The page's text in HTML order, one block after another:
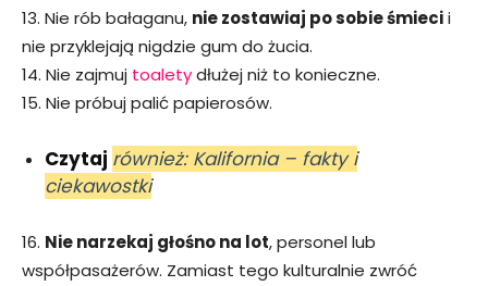
13. Nie rób bałaganu, nie zostawiaj po sobie śmiecii
nie przyklejają nigdzie gum do żucia.
14. Nie zajmuj toaletydłużej niż to konieczne.
15. Nie próbuj palić papierosów.
Czytaj również: Kalifornia – fakty i
ciekawostki
16. Nie narzekaj głośno na lot, personel lub
współpasażerów. Zamiast tego kulturalnie zwróć